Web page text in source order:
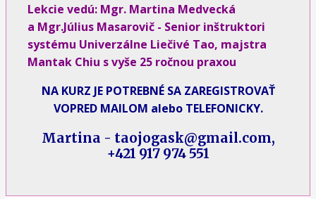
Lekcie vedú: Mgr. Martina Medvecká
a Mgr.Július Masarovič - Senior inštruktori
systému Univerzálne Liečivé Tao, majstra
Mantak Chiu s vyše 25 ročnou praxou
NA KURZ JE POTREBNÉ SA ZAREGISTROVAŤ
VOPRED MAILOM alebo TELEFONICKY.
Martina - taojogask@gmail.com,
+421 917 974 551